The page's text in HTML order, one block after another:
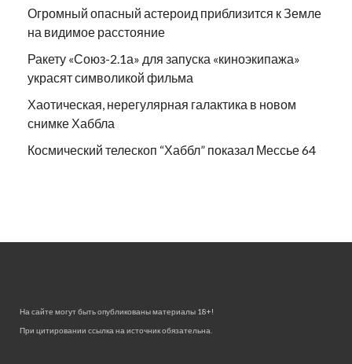
Огромный опасный астероид приблизится к Земле
на видимое расстояние
Ракету «Союз-2.1а» для запуска «киноэкипажа»
украсят символикой фильма
Хаотическая, нерегулярная галактика в новом
снимке Хаббла
Космический телескоп “Хаббл” показал Мессье 64
На сайте могут быть опубликованы материалы 18+!
При цитировании ссылка на источник обязательна.